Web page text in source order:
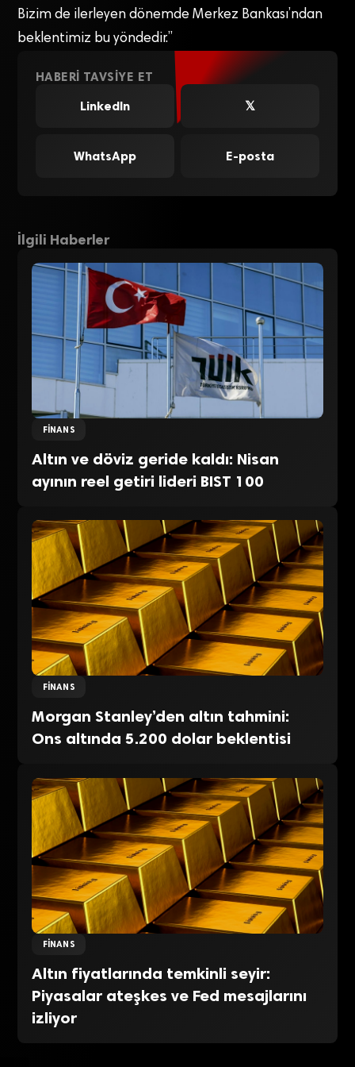
Bizim de ilerleyen dönemde Merkez Bankası’ndan
beklentimiz bu yöndedir.”
HABERI TAVSIYE ET
LinkedIn
𝕏
WhatsApp E-posta
İlgili Haberler
FINANS
Altın ve döviz geride kaldı: Nisan
ayının reel getiri lideri BIST 100
FINANS
Morgan Stanley’den altın tahmini:
Ons altında 5.200 dolar beklentisi
FINANS
Altın fiyatlarında temkinli seyir:
Piyasalar ateşkes ve Fed mesajlarını
izliyor